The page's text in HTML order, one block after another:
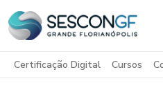
Certificação Digital Cursos